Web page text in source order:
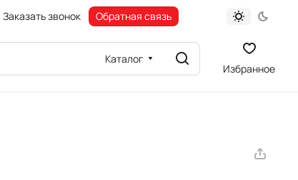
Заказать звонок Обратная связь
Каталог
Избранное